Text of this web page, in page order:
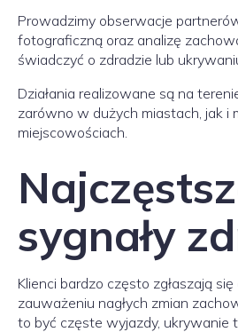
Prowadzimy obserwacje
fotograficzną oraz analizę
świadczyć o zdradzie lub
Działania realizowane są na
zarówno w dużych miastach, jak i
miejscowościach.
sygnały
Klienci bardzo często zgłaszają
zauważeniu nagłych zmian
to być częste wyjazdy, ukrywanie